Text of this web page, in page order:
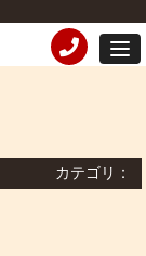
カテゴリ：